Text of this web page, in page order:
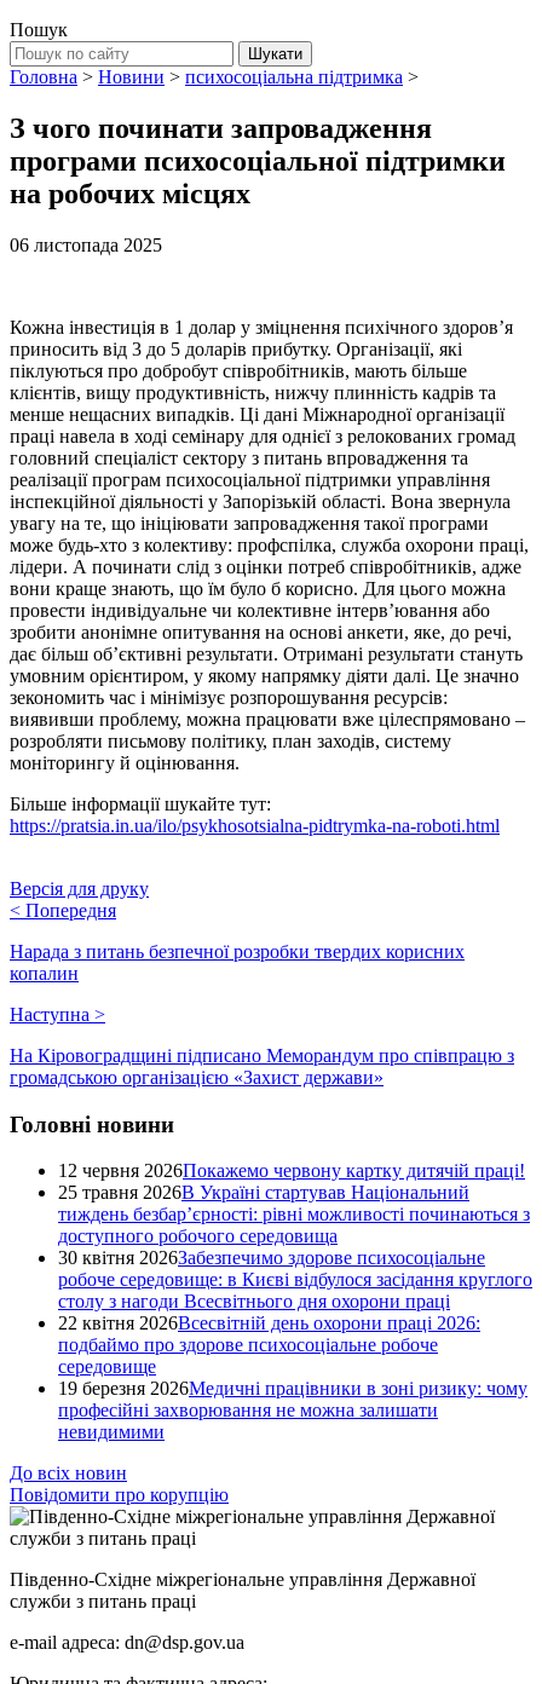
Пошук
Головна > Новини > психосоціальна підтримка >
З чого починати запровадження
програми психосоціальної підтримки
на робочих місцях
06 листопада 2025
Кожна інвестиція в 1 долар у зміцнення психічного здоров’я
приносить від 3 до 5 доларів прибутку. Організації, які
піклуються про добробут співробітників, мають більше
клієнтів, вищу продуктивність, нижчу плинність кадрів та
менше нещасних випадків. Ці дані Міжнародної організації
праці навела в ході семінару для однієї з релокованих громад
головний спеціаліст сектору з питань впровадження та
реалізації програм психосоціальної підтримки управління
інспекційної діяльності у Запорізькій області. Вона звернула
увагу на те, що ініціювати запровадження такої програми
може будь-хто з колективу: профспілка, служба охорони праці,
лідери. А починати слід з оцінки потреб співробітників, адже
вони краще знають, що їм було б корисно. Для цього можна
провести індивідуальне чи колективне інтерв’ювання або
зробити анонімне опитування на основі анкети, яке, до речі,
дає більш об’єктивні результати. Отримані результати стануть
умовним орієнтиром, у якому напрямку діяти далі. Це значно
зекономить час і мінімізує розпорошування ресурсів:
виявивши проблему, можна працювати вже цілеспрямовано –
розробляти письмову політику, план заходів, систему
моніторингу й оцінювання.
Більше інформації шукайте тут:
https://pratsia.in.ua/ilo/psykhosotsialna-pidtrymka-na-roboti.html
Версія для друку
< Попередня
Нарада з питань безпечної розробки твердих корисних
копалин
Наступна >
На Кіровоградщині підписано Меморандум про співпрацю з
громадською організацією «Захист держави»
Головні новини
12 червня 2026Покажемо червону картку дитячій праці!
25 травня 2026В Україні стартував Національний
тиждень безбар’єрності: рівні можливості починаються з
доступного робочого середовища
30 квітня 2026Забезпечимо здорове психосоціальне
робоче середовище: в Києві відбулося засідання круглого
столу з нагоди Всесвітнього дня охорони праці
22 квітня 2026Всесвітній день охорони праці 2026:
подбаймо про здорове психосоціальне робоче
середовище
19 березня 2026Медичні працівники в зоні ризику: чому
професійні захворювання не можна залишати
невидимими
До всіх новин
Повідомити про корупцію
Південно-Східне міжрегіональне управління Державної
служби з питань праці
e-mail адреса: dn@dsp.gov.ua